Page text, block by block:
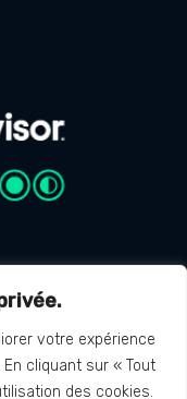
votre expérience
cliquant sur « Tout
des cookies.